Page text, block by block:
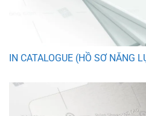
IN CATALOGUE (HỒ SƠ NĂNG